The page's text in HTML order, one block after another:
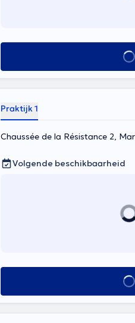
Alles
Praktijk 1
Chaussée de la Résistance 2,
Volgende beschikbaarheid
Alles